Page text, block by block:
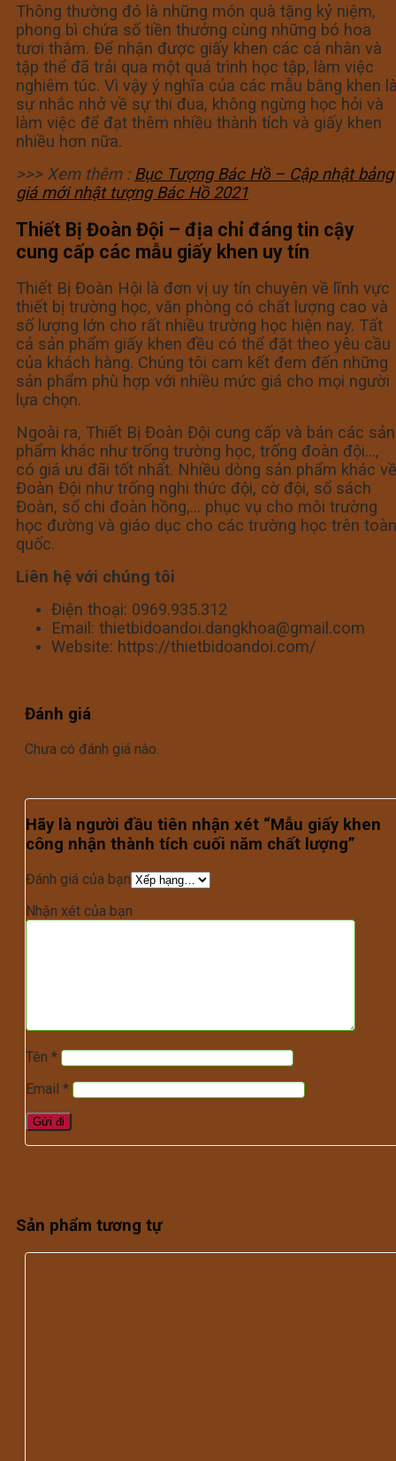
Thông thường đó là những món quà tặng kỷ niệm,
phong bì chứa số tiền thưởng cùng những bó hoa
tươi thắm. Để nhận được giấy khen các cá nhân và
tập thể đã trải qua một quá trình học tập, làm việc
nghiêm túc. Vì vậy ý nghĩa của các mẫu bằng khen
sự nhắc nhở về sự thi đua, không ngừng học hỏi và
làm việc để đạt thêm nhiều thành tích và giấy khen
nhiều hơn nữa.
>>> Xem thêm : Bục Tượng Bác Hồ – Cập nhật bảng
giá mới nhật tượng Bác Hồ 2021
Thiết Bị Đoàn Đội – địa chỉ đáng tin cậy
cung cấp các mẫu giấy khen uy tín
Thiết Bị Đoàn Hội là đơn vị uy tín chuyên về lĩnh vực
thiết bị trường học, văn phòng có chất lượng cao và
số lượng lớn cho rất nhiều trường học hiện nay. Tất
cả sản phẩm giấy khen đều có thể đặt theo yêu cầu
của khách hàng. Chúng tôi cam kết đem đến những
sản phẩm phù hợp với nhiều mức giá cho mọi người
lựa chọn.
Ngoài ra, Thiết Bị Đoàn Đội cung cấp và bán các sản
phẩm khác như trống trường học, trống đoàn đội…,
có giá ưu đãi tốt nhất. Nhiều dòng sản phẩm khác về
Đoàn Đội như trống nghi thức đội, cờ đội, sổ sách
Đoàn, sổ chi đoàn hồng,… phục vụ cho môi trường
học đường và giáo dục cho các trường học trên toàn
quốc.
Liên hệ với chúng tôi
Điện thoại: 0969.935.312
Email: thietbidoandoi.dangkhoa@gmail.com
Website: https://thietbidoandoi.com/
Đánh giá
Chưa có đánh giá nào.
Hãy là người đầu tiên nhận xét “Mẫu giấy khen
công nhận thành tích cuối năm chất lượng”
Đánh giá của bạn
Nhận xét của bạn
Tên *
Email *
Sản phẩm tương tự